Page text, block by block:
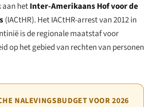
aan hetInter-Amerikaans Hof voor de
(IACtHR). Het IACtHR-arrest van 2012 in
is de regionale maatstaf voor
op het gebied van rechten van personen
NALEVINGSBUDGET VOOR 2026